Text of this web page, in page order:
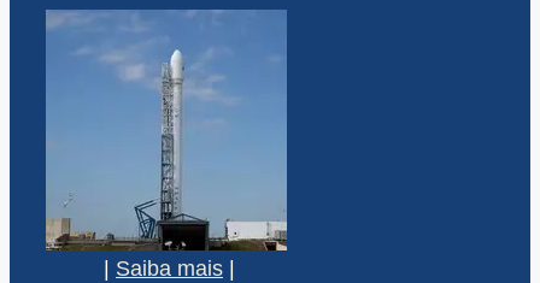
Saiba mais